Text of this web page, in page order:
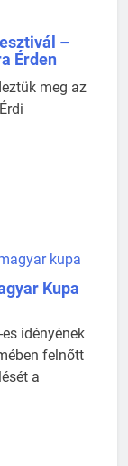
–
Érden
meg az
kupa
Kupa
idényének
felnőtt
a